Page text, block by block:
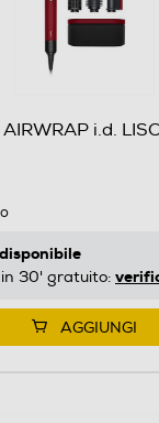
i.d.
disponibile
30' gratuito:
AGGIUNGI